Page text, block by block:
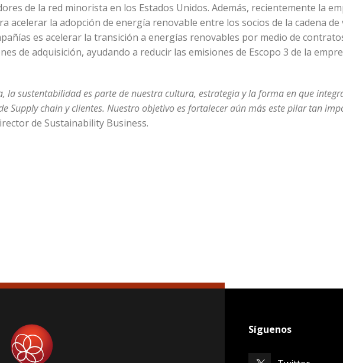
de la red minorista en los Estados Unidos. Además, recientemente la
acelerar la adopción de energía renovable entre los socios de la cadena de
es acelerar la transición a energías renovables por medio de
de adquisición, ayudando a reducir las emisiones de Escopo 3 de la
la sustentabilidad es parte de nuestra cultura, estrategia y la forma en que
Supply chain y clientes. Nuestro objetivo es fortalecer aún más este pilar tan
de Sustainability Business.
Síguenos